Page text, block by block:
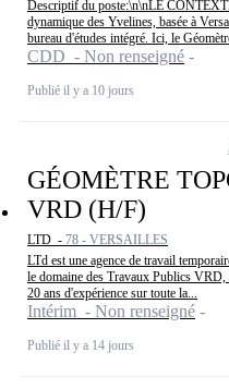
Descriptif du poste:\n\nLE
dynamique des Yvelines, basée à
bureau d'études intégré. Ici, le
CDD - Non renseigné
Publié il y a 10 jours
GÉOMÈTRE
VRD (H/F)
LTD - 78 - VERSAILLES
LTd est une agence de travail
le domaine des Travaux Publics VRD,
20 ans d'expérience sur toute la...
Intérim - Non renseigné
Publié il y a 14 jours